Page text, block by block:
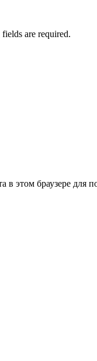
are required.
в этом браузере для